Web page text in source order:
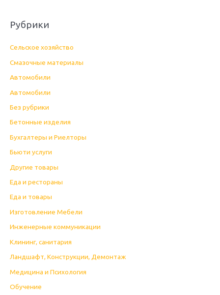
Рубрики
Cельское хозяйство
Cмазочные материалы
Автомобили
Автомобили
Без рубрики
Бетонные изделия
Бухгалтеры и Риелторы
Бьюти услуги
Другие товары
Еда и рестораны
Еда и товары
Изготовление Мебели
Инженерные коммуникации
Клининг, санитария
Ландшафт, Конструкции, Демонтаж
Медицина и Психология
Обучение